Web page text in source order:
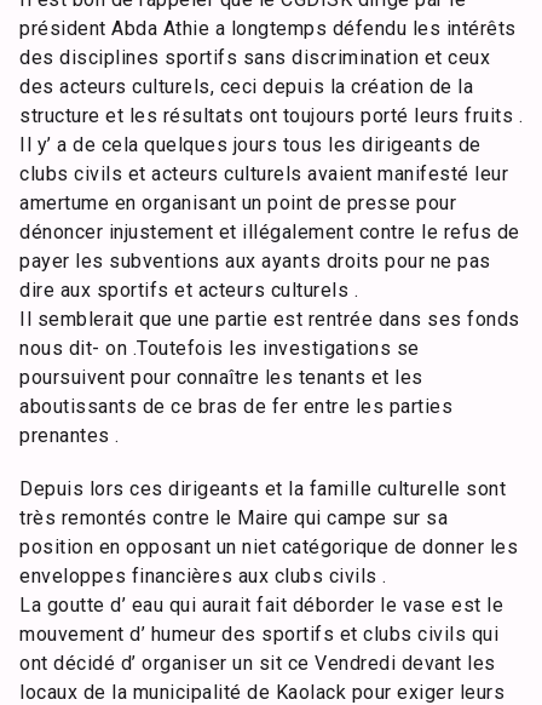
président Abda Athie a longtemps défendu les intérêts
des disciplines sportifs sans discrimination et ceux
des acteurs culturels, ceci depuis la création de la
structure et les résultats ont toujours porté leurs fruits .
Il y’ a de cela quelques jours tous les dirigeants de
clubs civils et acteurs culturels avaient manifesté leur
amertume en organisant un point de presse pour
dénoncer injustement et illégalement contre le refus de
payer les subventions aux ayants droits pour ne pas
dire aux sportifs et acteurs culturels .
Il semblerait que une partie est rentrée dans ses fonds
nous dit- on .Toutefois les investigations se
poursuivent pour connaître les tenants et les
aboutissants de ce bras de fer entre les parties
prenantes .
Depuis lors ces dirigeants et la famille culturelle sont
très remontés contre le Maire qui campe sur sa
position en opposant un niet catégorique de donner les
enveloppes financières aux clubs civils .
La goutte d’ eau qui aurait fait déborder le vase est le
mouvement d’ humeur des sportifs et clubs civils qui
ont décidé d’ organiser un sit ce Vendredi devant les
locaux de la municipalité de Kaolack pour exiger leurs